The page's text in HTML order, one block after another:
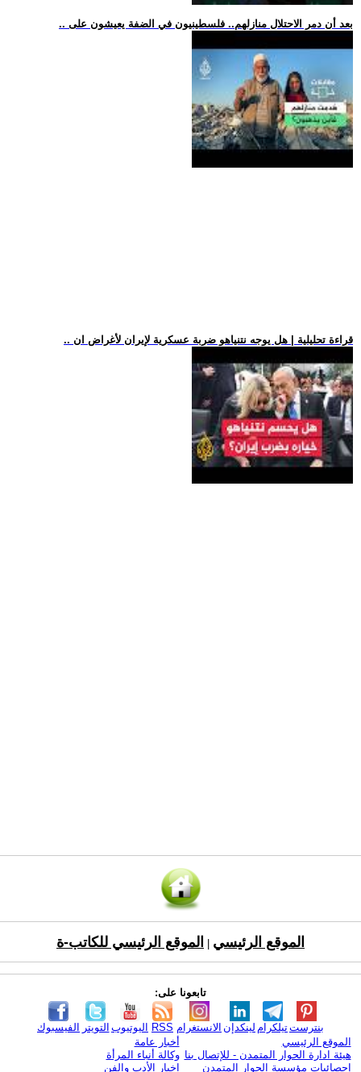
.. بعد أن دمر الاحتلال منازلهم.. فلسطينيون في الضفة يعيشون على
.. قراءة تحليلية | هل يوجه نتنياهو ضربة عسكرية لإيران لأغراض ان
الموقع الرئيسي الموقع الرئيسي للكاتب-ة
تابعونا على:
الفيسبوك التويتر اليوتيوب RSS الانستغرام لينكدإن تيلكرامبنترست
الموقع الرئيسي
هيئة ادارة الحوار المتمدن - للإتصال بنا
إحصائيات مؤسسة الحوار المتمدن
أخبار عامة
وكالة أنباء المرأة
اخبار الأدب والفن